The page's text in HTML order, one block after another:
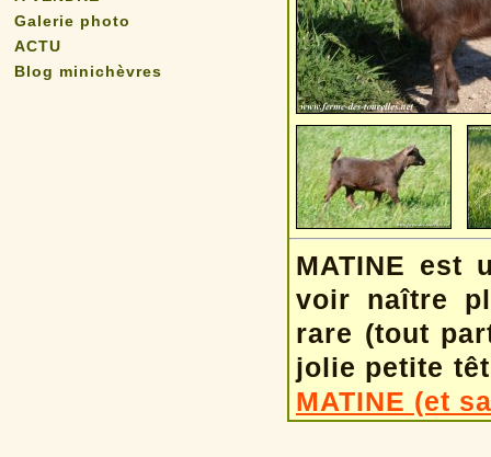
Galerie photo
ACTU
Blog minichèvres
MATINE est
voir naître
rare (tout
jolie petite
MATINE (et